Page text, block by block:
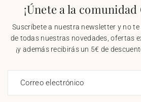
¡Únete a la
Suscríbete a nuestra newsletter y no
de todas nuestras novedades, ofertas
¡y además recibirás un 5€ de
Correo electrónico